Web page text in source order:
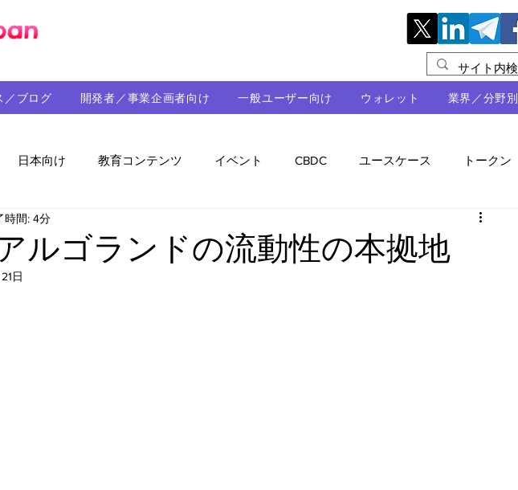
／ブログ 開発者／事業企画者向け 一般ユーザー向け ウォレット 業界／分野別
日本向け 教育コンテンツ イベント CBDC ユースケース トークン
ト
ルゴランドの流動性の本拠地
時間: 4分
日